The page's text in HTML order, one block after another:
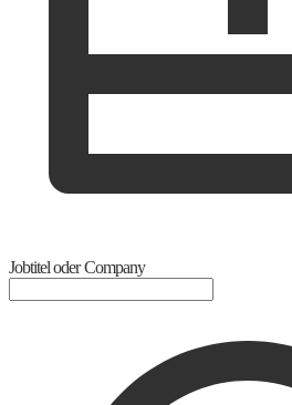
Jobtitel oder Company